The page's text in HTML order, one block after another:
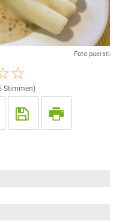
Foto puersti
Stimmen)